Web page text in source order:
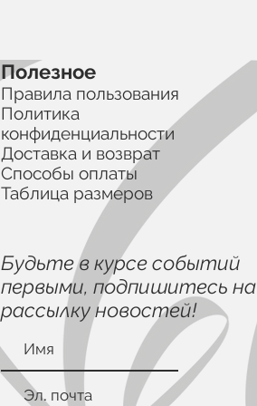
Полезное
Правила пользования
Политика
конфиденциальности
Доставка и возврат
Способы оплаты
Таблица размеров
Будьте в курсе событий
первыми, подпишитесь на
рассылку новостей!